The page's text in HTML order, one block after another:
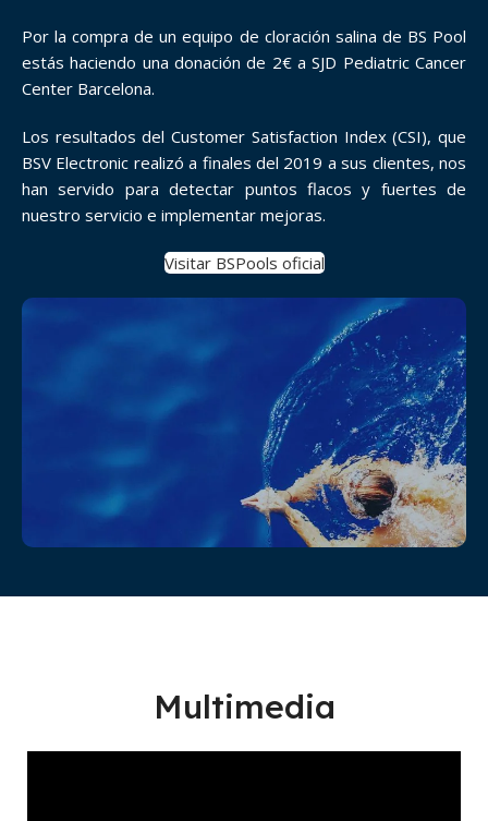
Por la compra de un equipo de cloración salina de BS Pool
estás haciendo una donación de 2€ a SJD Pediatric Cancer
Center Barcelona.
Los resultados del Customer Satisfaction Index (CSI), que
BSV Electronic realizó a finales del 2019 a sus clientes, nos
han servido para detectar puntos flacos y fuertes de
nuestro servicio e implementar mejoras.
Visitar BSPools oficial
Multimedia